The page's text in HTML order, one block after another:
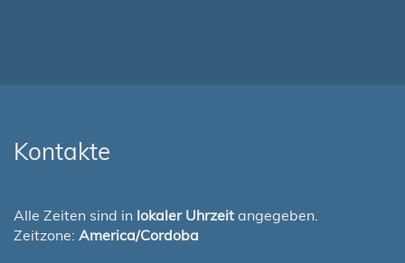
Kontakte
Alle Zeiten sind in lokaler Uhrzeit angegeben.
Zeitzone: America/Cordoba